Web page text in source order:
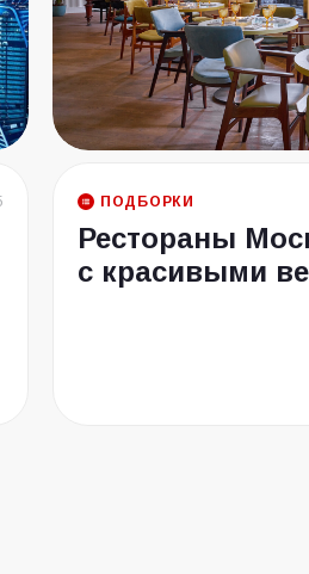
ПОДБОРКИ
Рестораны
с красивыми